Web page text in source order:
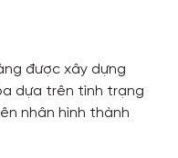
được xây dựng
dựa trên tình trạng
nhân hình thành